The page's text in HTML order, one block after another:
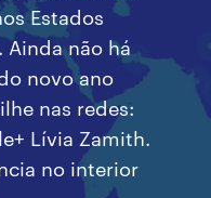
Estados
Ainda não há
novo ano
nas redes:
Lívia Zamith.
no interior